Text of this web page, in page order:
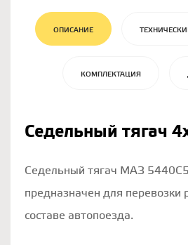
ОПИСАНИЕ
КОМПЛЕКТАЦИЯ
Седельный тягач
Седельный тягач МАЗ
предназначен для перевозки
составе автопоезда.